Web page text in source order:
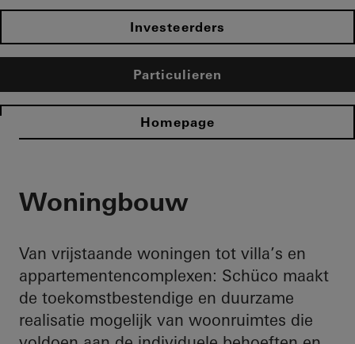
Investeerders
Particulieren
Homepage
Woningbouw
Van vrijstaande woningen tot villa’s en
appartementencomplexen: Schüco maakt
de toekomstbestendige en duurzame
realisatie mogelijk van woonruimtes die